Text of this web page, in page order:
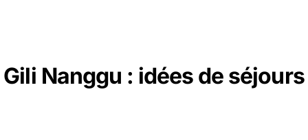
Gili Nanggu : idées de séjours